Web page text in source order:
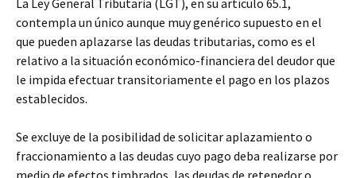
La Ley General Tributaria (LGT), en su artículo 65.1,
contempla un único aunque muy genérico supuesto en el
que pueden aplazarse las deudas tributarias, como es el
relativo a la situación económico-financiera del deudor que
le impida efectuar transitoriamente el pago en los plazos
establecidos.
Se excluye de la posibilidad de solicitar aplazamiento o
fraccionamiento a las deudas cuyo pago deba realizarse por
medio de efectos timbrados, las deudas de retenedor o